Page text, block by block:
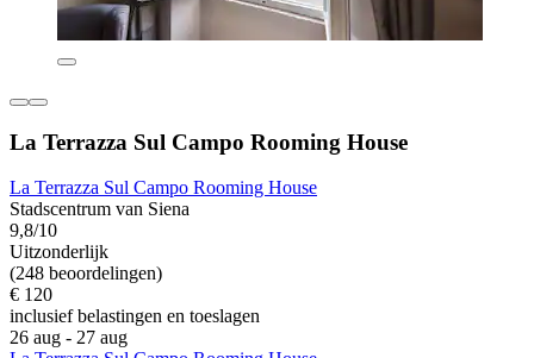
La Terrazza Sul Campo Rooming House
La Terrazza Sul Campo Rooming House
Stadscentrum van Siena
9,8/10
Uitzonderlijk
(248 beoordelingen)
€ 120
inclusief belastingen en toeslagen
26 aug - 27 aug